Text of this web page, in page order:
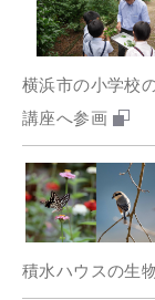
横浜市の小学校
講座へ参画
積水ハウスの生